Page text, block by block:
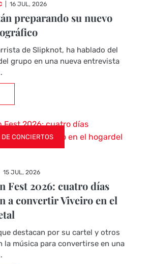
16 JUL, 2026
preparando su nuevo
de Slipknot, ha hablado del
grupo en una nueva entrevista
CONCIERTOS
15 JUL, 2026
Fest 2026: cuatro días
a convertir Viveiro en el
destacan por su cartel y otros
la música para convertirse en una